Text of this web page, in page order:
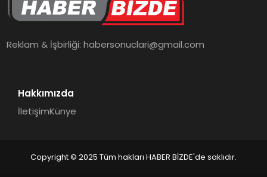
TEKNOLOJI
Reklam & İşbirliği:habersonuclari@gmail.com
Hakkımızda
İletişimKünye
Copyright © 2025 Tüm hakları HABER BİZDE'de saklıdır.